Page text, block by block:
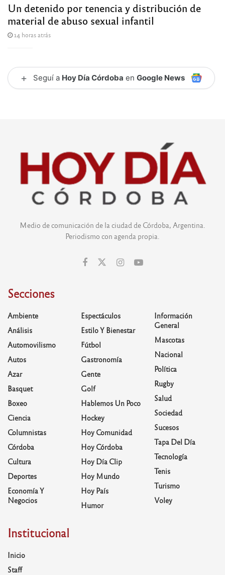
Un detenido por tenencia y distribución de
material de abuso sexual infantil
14 horas atrás
+ Seguí a Hoy Día Córdoba en Google News
Medio de comunicación de la ciudad de Córdoba, Argentina.
Periodismo con agenda propia.
Secciones
Ambiente
Análisis
Automovilismo
Autos
Azar
Basquet
Boxeo
Ciencia
Columnistas
Córdoba
Cultura
Deportes
Economía Y
Negocios
Espectáculos
Estilo Y Bienestar
Fútbol
Gastronomía
Gente
Golf
Hablemos Un Poco
Hockey
Hoy Comunidad
Hoy Córdoba
Hoy Día Clip
Hoy Mundo
Hoy País
Humor
Información
General
Mascotas
Nacional
Política
Rugby
Salud
Sociedad
Sucesos
Tapa Del Día
Tecnología
Tenis
Turismo
Voley
Institucional
Inicio
Staff